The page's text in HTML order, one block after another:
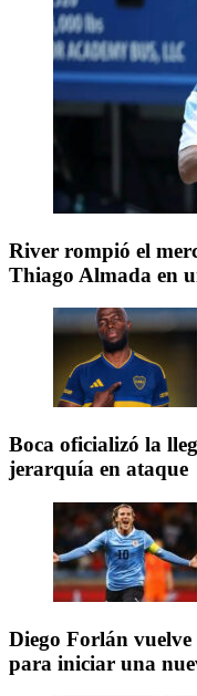
River rompió el
Thiago Almada en
Boca oficializó la
jerarquía en ataque
Diego Forlán
para iniciar una